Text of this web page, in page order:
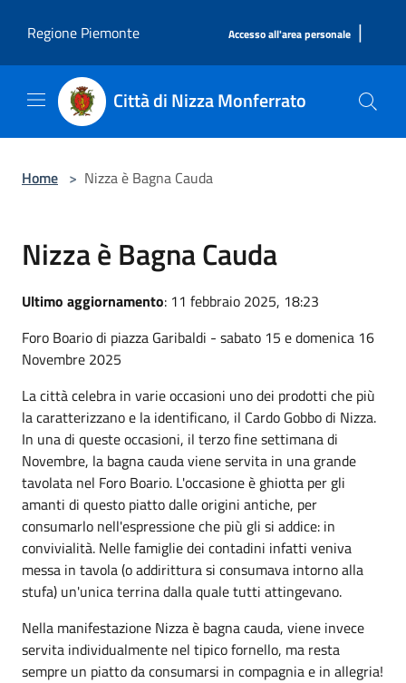
Regione Piemonte
Accesso all'area personale |
Città di Nizza Monferrato
Home > Nizza è Bagna Cauda
Nizza è Bagna Cauda
Ultimo aggiornamento: 11 febbraio 2025, 18:23
Foro Boario di piazza Garibaldi - sabato 15 e domenica 16
Novembre 2025
La città celebra in varie occasioni uno dei prodotti che più
la caratterizzano e la identificano, il Cardo Gobbo di Nizza.
In una di queste occasioni, il terzo fine settimana di
Novembre, la bagna cauda viene servita in una grande
tavolata nel Foro Boario. L'occasione è ghiotta per gli
amanti di questo piatto dalle origini antiche, per
consumarlo nell'espressione che più gli si addice: in
convivialità. Nelle famiglie dei contadini infatti veniva
messa in tavola (o addirittura si consumava intorno alla
stufa) un'unica terrina dalla quale tutti attingevano.
Nella manifestazione Nizza è bagna cauda, viene invece
servita individualmente nel tipico fornello, ma resta
sempre un piatto da consumarsi in compagnia e in allegria!